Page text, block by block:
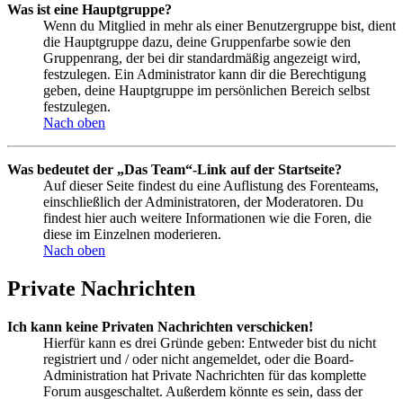
Was ist eine Hauptgruppe?
Wenn du Mitglied in mehr als einer Benutzergruppe bist, dient
die Hauptgruppe dazu, deine Gruppenfarbe sowie den
Gruppenrang, der bei dir standardmäßig angezeigt wird,
festzulegen. Ein Administrator kann dir die Berechtigung
geben, deine Hauptgruppe im persönlichen Bereich selbst
festzulegen.
Nach oben
Was bedeutet der „Das Team“-Link auf der Startseite?
Auf dieser Seite findest du eine Auflistung des Forenteams,
einschließlich der Administratoren, der Moderatoren. Du
findest hier auch weitere Informationen wie die Foren, die
diese im Einzelnen moderieren.
Nach oben
Private Nachrichten
Ich kann keine Privaten Nachrichten verschicken!
Hierfür kann es drei Gründe geben: Entweder bist du nicht
registriert und / oder nicht angemeldet, oder die Board-
Administration hat Private Nachrichten für das komplette
Forum ausgeschaltet. Außerdem könnte es sein, dass der